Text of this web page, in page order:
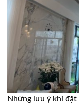
Những lưu ý khi